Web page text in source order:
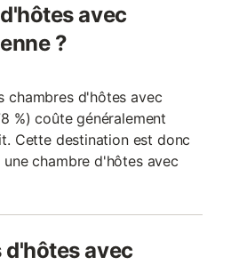
avec
?
chambres d'hôtes avec
%) coûte généralement
Cette destination est donc
chambre d'hôtes avec
d'hôtes avec